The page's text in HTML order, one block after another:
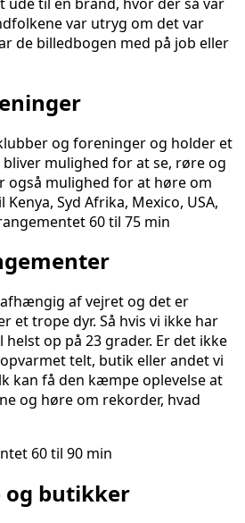
var utryg om det var
de billedbogen med på job eller
og foreninger og holder et
mulighed for at se, røre og
også mulighed for at høre om
Syd Afrika, Mexico, USA,
60 til 75 min
af vejret og det er
et trope dyr. Så hvis vi ikke har
op på 23 grader. Er det ikke
telt, butik eller andet vi
kan få den kæmpe oplevelse at
og høre om rekorder, hvad
60 til 90 min
og butikker